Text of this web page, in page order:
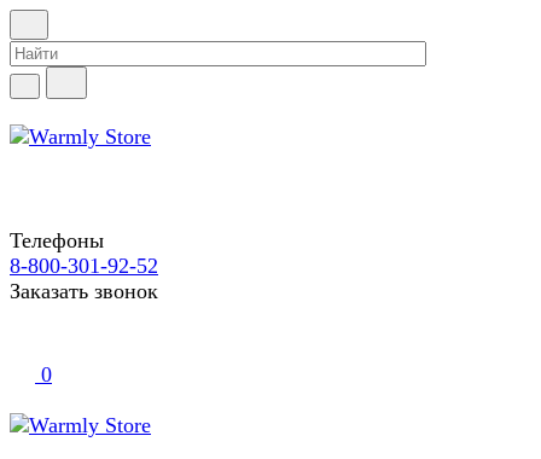
Телефоны
8-800-301-92-52
Заказать звонок
0